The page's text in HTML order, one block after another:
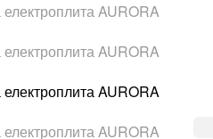
електроплита AURORA
електроплита AURORA
електроплита AURORA
електроплита AURORA